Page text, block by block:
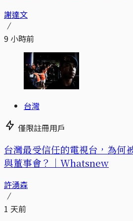
謝達文
9 小時前
台灣
僅限註冊用戶
台灣最受信任的電視台，為何
與董事會？｜Whatsnew
許湧森
1 天前